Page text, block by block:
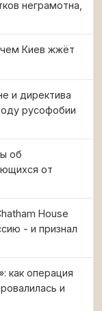
неграмотна,
Киев жжёт
и директива
русофобии
об
от
House
- и признал
как операция
и